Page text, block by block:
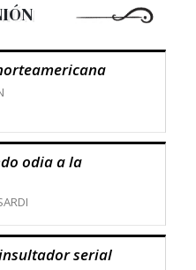
odia a la
serial